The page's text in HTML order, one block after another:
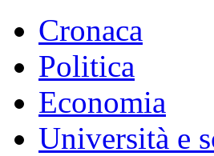
Cronaca
Politica
Economia
Università e